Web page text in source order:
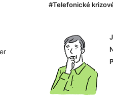
#Telefonické